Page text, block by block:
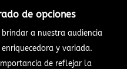
de opciones
a nuestra audiencia
y variada.
de reflejar la